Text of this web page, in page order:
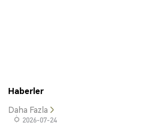
Haberler
Daha Fazla
2026-07-24